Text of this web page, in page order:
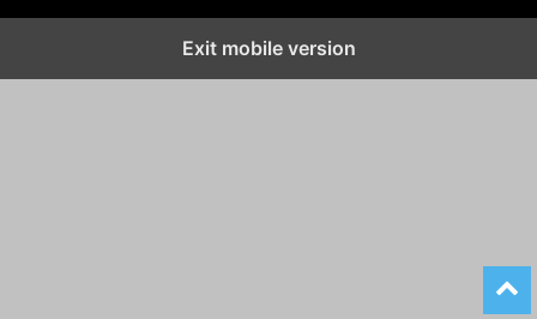
Exit mobile version